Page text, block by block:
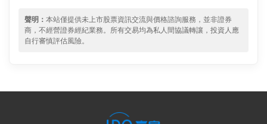
聲明： 本站僅提供未上市股票資訊交流與價格諮詢服務，並非證券
商，不經營證券經紀業務。所有交易均為私人間協議轉讓，投資人應
自行審慎評估風險。